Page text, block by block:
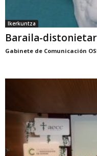
Ikerkuntza
Baraila-
Gabinete de Comunicación OSI